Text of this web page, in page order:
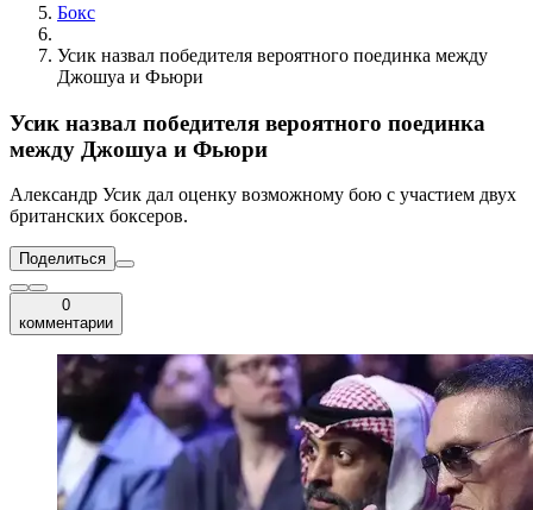
Бокс
Усик назвал победителя вероятного поединка между
Джошуа и Фьюри
Усик назвал победителя вероятного поединка
между Джошуа и Фьюри
Александр Усик дал оценку возможному бою с участием двух
британских боксеров.
Поделиться
0
комментарии